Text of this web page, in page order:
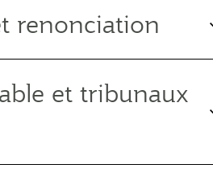
renonciation
et tribunaux